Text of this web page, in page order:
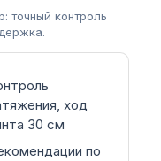
точный контроль
ход
30 см
по